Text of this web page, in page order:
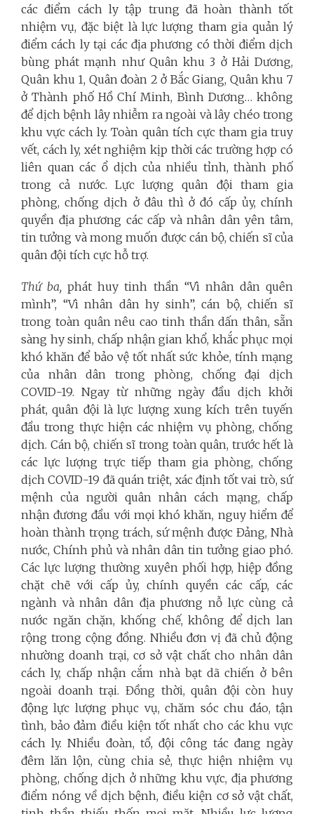
các điểm cách ly tập trung đã hoàn thành tốt
nhiệm vụ, đặc biệt là lực lượng tham gia quản lý
điểm cách ly tại các địa phương có thời điểm dịch
bùng phát mạnh như Quân khu 3 ở Hải Dương,
Quân khu 1, Quân đoàn 2 ở Bắc Giang, Quân khu 7
ở Thành phố Hồ Chí Minh, Bình Dương… không
để dịch bệnh lây nhiễm ra ngoài và lây chéo trong
khu vực cách ly. Toàn quân tích cực tham gia truy
vết, cách ly, xét nghiệm kịp thời các trường hợp có
liên quan các ổ dịch của nhiều tỉnh, thành phố
trong cả nước. Lực lượng quân đội tham gia
phòng, chống dịch ở đâu thì ở đó cấp ủy, chính
quyền địa phương các cấp và nhân dân yên tâm,
tin tưởng và mong muốn được cán bộ, chiến sĩ của
quân đội tích cực hỗ trợ.
Thứ ba, phát huy tinh thần “Vì nhân dân quên
mình”, “Vì nhân dân hy sinh”, cán bộ, chiến sĩ
trong toàn quân nêu cao tinh thần dấn thân, sẵn
sàng hy sinh, chấp nhận gian khổ, khắc phục mọi
khó khăn để bảo vệ tốt nhất sức khỏe, tính mạng
của nhân dân trong phòng, chống đại dịch
COVID-19. Ngay từ những ngày đầu dịch khởi
phát, quân đội là lực lượng xung kích trên tuyến
đầu trong thực hiện các nhiệm vụ phòng, chống
dịch. Cán bộ, chiến sĩ trong toàn quân, trước hết là
các lực lượng trực tiếp tham gia phòng, chống
dịch COVID-19 đã quán triệt, xác định tốt vai trò, sứ
mệnh của người quân nhân cách mạng, chấp
nhận đương đầu với mọi khó khăn, nguy hiểm để
hoàn thành trọng trách, sứ mệnh được Đảng, Nhà
nước, Chính phủ và nhân dân tin tưởng giao phó.
Các lực lượng thường xuyên phối hợp, hiệp đồng
chặt chẽ với cấp ủy, chính quyền các cấp, các
ngành và nhân dân địa phương nỗ lực cùng cả
nước ngăn chặn, khống chế, không để dịch lan
rộng trong cộng đồng. Nhiều đơn vị đã chủ động
nhường doanh trại, cơ sở vật chất cho nhân dân
cách ly, chấp nhận cắm nhà bạt dã chiến ở bên
ngoài doanh trại. Đồng thời, quân đội còn huy
động lực lượng phục vụ, chăm sóc chu đáo, tận
tình, bảo đảm điều kiện tốt nhất cho các khu vực
cách ly. Nhiều đoàn, tổ, đội công tác đang ngày
đêm lăn lộn, cùng chia sẻ, thực hiện nhiệm vụ
phòng, chống dịch ở những khu vực, địa phương
điểm nóng về dịch bệnh, điều kiện cơ sở vật chất,